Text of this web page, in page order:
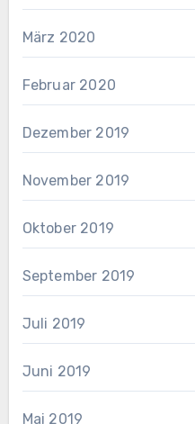
März 2020
Februar 2020
Dezember 2019
November 2019
Oktober 2019
September 2019
Juli 2019
Juni 2019
Mai 2019